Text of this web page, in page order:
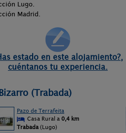
Lugo.
Madrid.
estado en este alojamiento?,
cuéntanos tu experiencia.
(Trabada)
Pazo de Terrafeita
Casa Rural a 0,4 km
Trabada (Lugo)